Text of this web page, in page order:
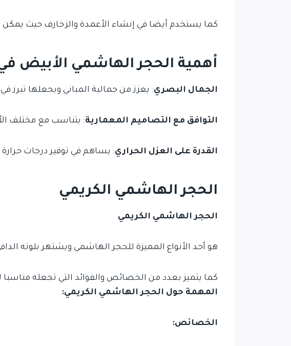
كما يستخدم أيضا في إنشاء الأعمدة والزخارف حيث
أهمية الحجر الهاشمي الأبيض
الجمال البصري: يعزز من جمالية المباني ويجعلها تبرز
التوافق مع التصاميم المعمارية: يتناسب مع مختلف
القدرة على العزل الحراري: يساهم في توفير درجات
الحجر الهاشمي الكريمي
الحجر الهاشمي الكريمي
هو أحد الأنواع المميزة للحجر الهاشمي ويشتهر بلونه
كما يتميز بعدد من الخصائص والفوائد التي تجعله
المهمة حول الحجر الهاشمي الكريمي:
الخصائص: